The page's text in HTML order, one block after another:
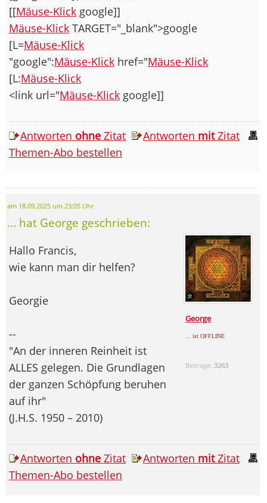
[[Mäuse-Klick google]]
Mäuse-Klick TARGET="_blank">google
[L=Mäuse-Klick
"google":Mäuse-Klick href="Mäuse-Klick
[L:Mäuse-Klick
<link url="Mäuse-Klick google]]
Antworten ohne Zitat Antworten mitZitat
Themen-Abo bestellen
am 18.09.2025 um 23:05 Uhr
... hat George geschrieben:
George
... ist OFFLINE
Beiträge: 3263
Hallo Francis,
wie kann man dir helfen?
Georgie
--
"An der inneren Reinheit ist
ALLES gelegen. Die Grundlagen
der ganzen Schöpfung beruhen
auf ihr"
(J.H.S. 1950 – 2010)
Antworten ohne Zitat Antworten mitZitat
Themen-Abo bestellen